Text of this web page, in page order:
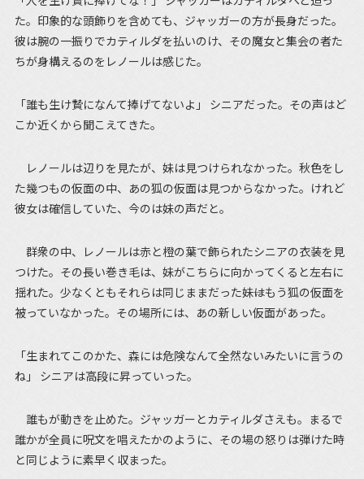
た。印象的な頭飾りを含めても、ジャッガーの方が長身だった。
彼は腕の一振りでカティルダを払いのけ、その魔女と集会の者た
ちが身構えるのをレノールは感じた。
「誰も生け贄になんて捧げてないよ」 シニアだった。その声はど
こか近くから聞こえてきた。
レノールは辺りを見たが、妹は見つけられなかった。秋色をし
た幾つもの仮面の中、あの狐の仮面は見つからなかった。けれど
彼女は確信していた、今のは妹の声だと。
群衆の中、レノールは赤と橙の葉で飾られたシニアの衣装を見
つけた。その長い巻き毛は、妹がこちらに向かってくると左右に
揺れた。少なくともそれらは同じままだった――妹はもう狐の仮面を
被っていなかった。その場所には、あの新しい仮面があった。
「生まれてこのかた、森には危険なんて全然ないみたいに言うの
ね」 シニアは高段に昇っていった。
誰もが動きを止めた。ジャッガーとカティルダさえも。まるで
誰かが全員に呪文を唱えたかのように、その場の怒りは弾けた時
と同じように素早く収まった。